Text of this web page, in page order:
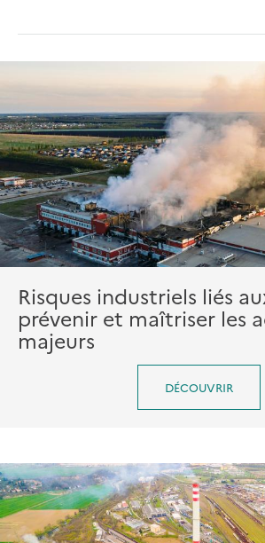
Risques industriels liés
prévenir et maîtriser les
majeurs
DÉCOUVRIR